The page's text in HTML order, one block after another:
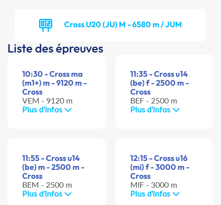
Cross U20 (JU) M - 6580 m / JUM
Liste des épreuves
10:30 - Cross ma
(m1+) m - 9120 m -
Cross
VEM - 9120 m
Plus d'infos
11:35 - Cross u14
(be) f - 2500 m -
Cross
BEF - 2500 m
Plus d'infos
11:55 - Cross u14
(be) m - 2500 m -
Cross
BEM - 2500 m
Plus d'infos
12:15 - Cross u16
(mi) f - 3000 m -
Cross
MIF - 3000 m
Plus d'infos